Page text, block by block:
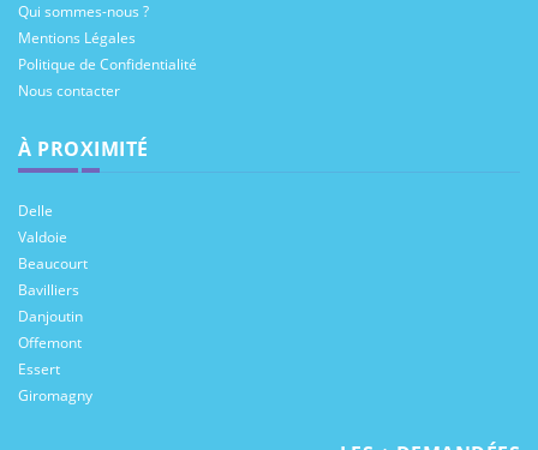
Qui sommes-nous ?
Mentions Légales
Politique de Confidentialité
Nous contacter
À PROXIMITÉ
Delle
Valdoie
Beaucourt
Bavilliers
Danjoutin
Offemont
Essert
Giromagny